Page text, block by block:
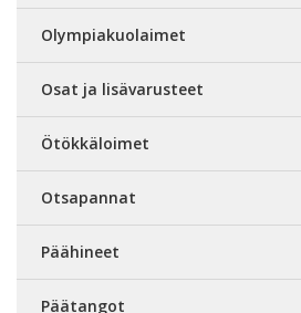
Olympiakuolaimet
Osat ja lisävarusteet
Ötökkäloimet
Otsapannat
Päähineet
Päätangot